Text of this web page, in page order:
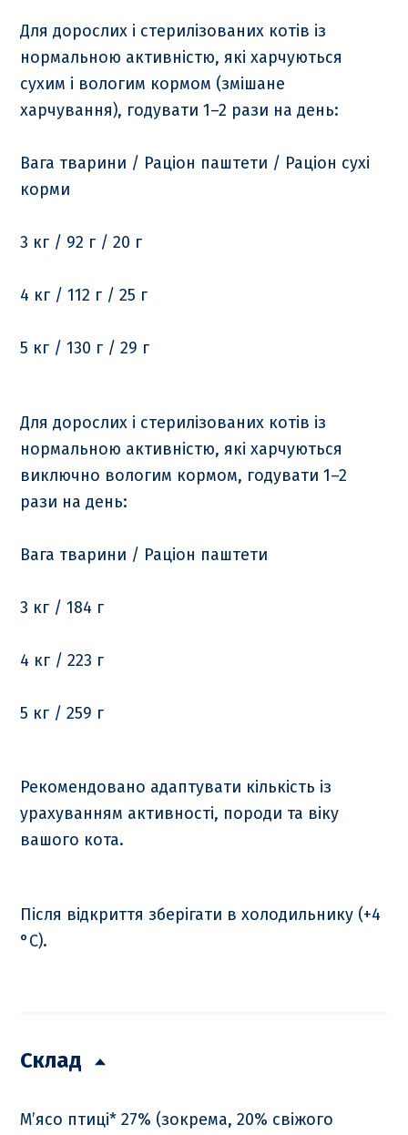
Для дорослих і стерилізованих котів із
нормальною активністю, які харчуються
сухим і вологим кормом (змішане
харчування), годувати 1–2 рази на день:
Вага тварини / Раціон паштети / Раціон сухі
корми
3 кг / 92 г / 20 г
4 кг / 112 г / 25 г
5 кг / 130 г / 29 г
Для дорослих і стерилізованих котів із
нормальною активністю, які харчуються
виключно вологим кормом, годувати 1–2
рази на день:
Вага тварини / Раціон паштети
3 кг / 184 г
4 кг / 223 г
5 кг / 259 г
Рекомендовано адаптувати кількість із
урахуванням активності, породи та віку
вашого кота.
Після відкриття зберігати в холодильнику (+4
°C).
Склад
М’ясо птиці* 27% (зокрема, 20% свіжого